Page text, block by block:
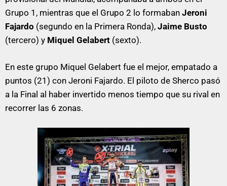
Grupo 1, mientras que el Grupo 2 lo formaban Jeroni
Fajardo (segundo en la Primera Ronda), Jaime Busto
(tercero) y Miquel Gelabert (sexto).
En este grupo Miquel Gelabert fue el mejor, empatado a
puntos (21) con Jeroni Fajardo. El piloto de Sherco pasó
a la Final al haber invertido menos tiempo que su rival en
recorrer las 6 zonas.